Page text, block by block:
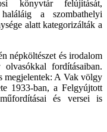
könyvtár felújítását,
haláláig a szombathelyi
alatt kategorizálták a
népköltészet és irodalom
fordításaiban.
megjelentek: A Vak völgy
1933-ban, a Felgyújtott
és versei is